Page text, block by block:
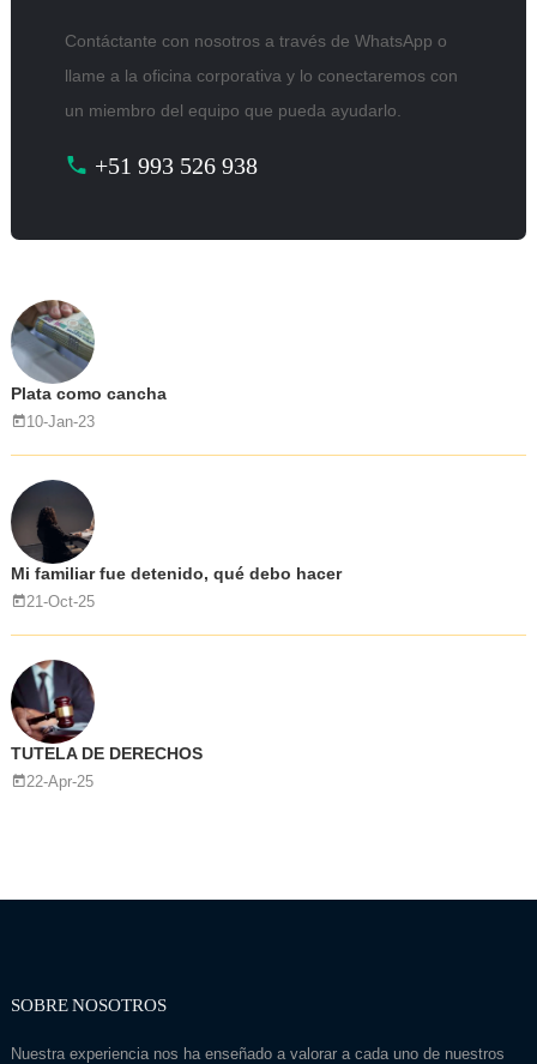
Contáctante con nosotros a través de WhatsApp o
llame a la oficina corporativa y lo conectaremos con
un miembro del equipo que pueda ayudarlo.
+51 993 526 938
Plata como cancha
10-Jan-23
Mi familiar fue detenido, qué debo hacer
21-Oct-25
TUTELA DE DERECHOS
22-Apr-25
SOBRE NOSOTROS
Nuestra experiencia nos ha enseñado a valorar a cada uno de nuestros